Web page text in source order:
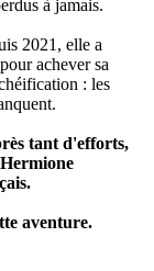
à jamais.
2021, elle a
pour achever sa
: les
tant d'efforts,
aventure.